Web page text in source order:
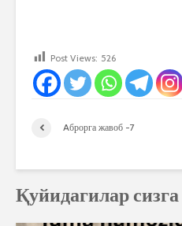
Post Views: 526
Aброрга жавоб -7
Қуйидагилар